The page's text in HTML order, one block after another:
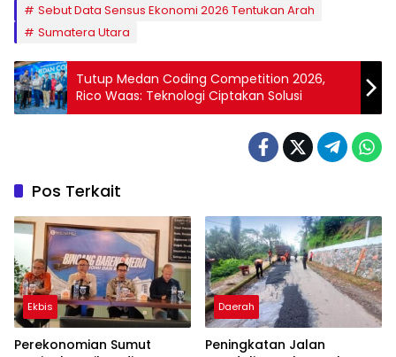
Sebut Data Sensus Ekonomi 2026 Tentukan Arah
Sumatera Utara
Tutup Medan Coding Competition 2026,
Rico Waas: Teknologi Ciptakan Solusi
Pos Terkait
Ekbis
Perekonomian Sumut
Daerah
Peningkatan Jalan